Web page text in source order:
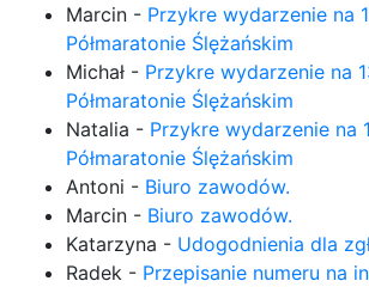
Marcin - Przykre wydarzenie na
Półmaratonie Ślężańskim
Michał - Przykre wydarzenie na
Półmaratonie Ślężańskim
Natalia - Przykre wydarzenie na
Półmaratonie Ślężańskim
Antoni - Biuro zawodów.
Marcin - Biuro zawodów.
Katarzyna - Udogodnienia dla
Radek - Przepisanie numeru na